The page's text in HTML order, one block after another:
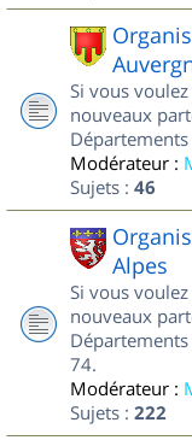
Si vous
nouveaux
Modérateur :
Sujets : 46
Alpes
Si vous
nouveaux
74.
Modérateur :
Sujets : 222